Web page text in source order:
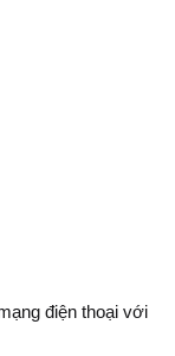
điện thoại với